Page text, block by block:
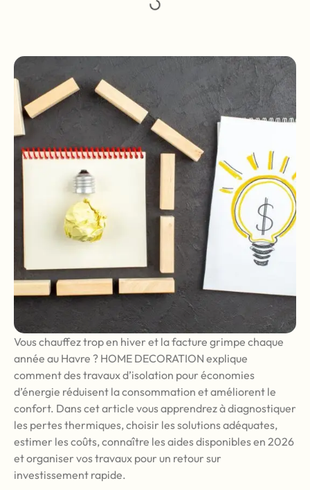
Vous chauffez trop en hiver et la facture grimpe chaque
année au Havre ? HOME DECORATION explique
comment des travaux d’isolation pour économies
d’énergie réduisent la consommation et améliorent le
confort. Dans cet article vous apprendrez à diagnostiquer
les pertes thermiques, choisir les solutions adéquates,
estimer les coûts, connaître les aides disponibles en 2026
et organiser vos travaux pour un retour sur
investissement rapide.